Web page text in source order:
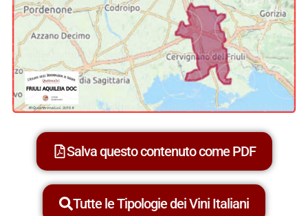
Salva questo contenuto come PDF
Tutte le Tipologie dei Vini Italiani